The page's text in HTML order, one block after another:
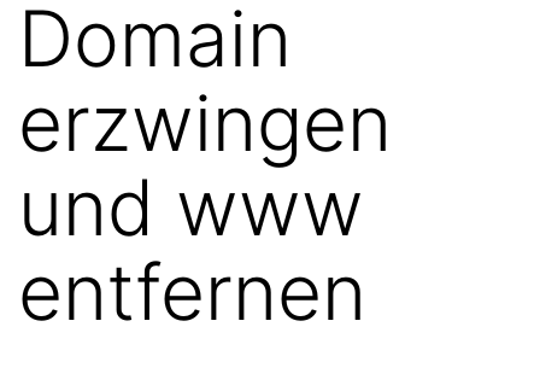
Domain
erzwingen
und www
entfernen